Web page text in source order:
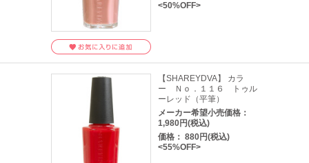
<50%OFF>
【SHAREYDVA】 カラ
ー Ｎｏ．１１６ トゥル
ーレッド（平筆）
メーカー希望小売価格：
1,980円(税込)
価格： 880円(税込)
<55%OFF>